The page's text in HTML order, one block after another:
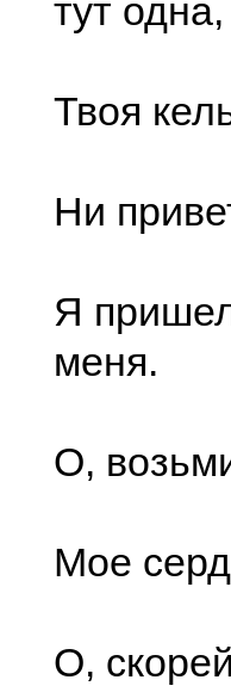
тут одна,
Твоя
Ни
Я
меня.
О,
Мое
О,